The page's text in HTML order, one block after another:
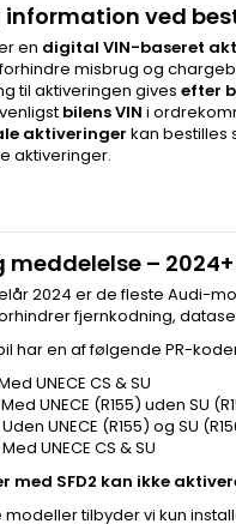
ved
en digital VIN-baseret
misbrug og
til aktiveringen gives efter
bilens VIN i
aktiveringer kan bestilles
aktiveringer.
–
2024 er de fleste Audi-
fjernkodning,
har en af følgende PR-
UNECE CS & SU
UNECE (R155) uden SU
UNECE (R155) og SU
UNECE CS & SU
med SFD2 kan ikke
modeller tilbyder vi kun